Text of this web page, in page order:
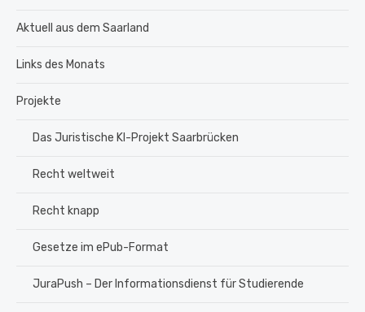
Aktuell aus dem Saarland
Links des Monats
Projekte
Das Juristische KI-Projekt Saarbrücken
Recht weltweit
Recht knapp
Gesetze im ePub-Format
JuraPush – Der Informationsdienst für Studierende